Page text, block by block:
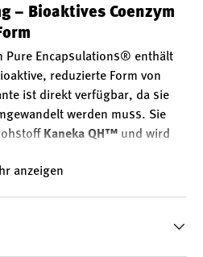
– Bioaktives Coenzym
Pure Encapsulations® enthält
reduzierte Form von
ist direkt verfügbar, da sie
werden muss. Sie
Kaneka QH™ und wird
(oxidiert) sind die
anzeigen